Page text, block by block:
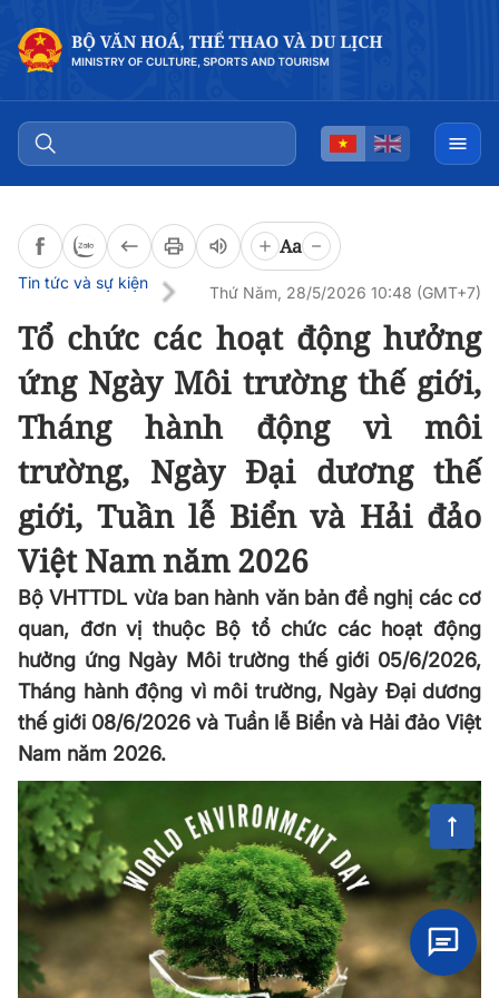
Aa
Tin tức và sự kiện
Thứ Năm, 28/5/2026 10:48 (GMT+7)
Tổ chức các hoạt động hưởng
ứng Ngày Môi trường thế giới,
Tháng hành động vì môi
trường, Ngày Đại dương thế
giới, Tuần lễ Biển và Hải đảo
Việt Nam năm 2026
Bộ VHTTDL vừa ban hành văn bản đề nghị các cơ
quan, đơn vị thuộc Bộ tổ chức các hoạt động
hưởng ứng Ngày Môi trường thế giới 05/6/2026,
Tháng hành động vì môi trường, Ngày Đại dương
thế giới 08/6/2026 và Tuần lễ Biển và Hải đảo Việt
Nam năm 2026.
Đọc bài